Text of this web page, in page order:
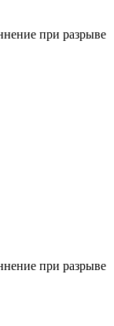
при разрыве
при разрыве